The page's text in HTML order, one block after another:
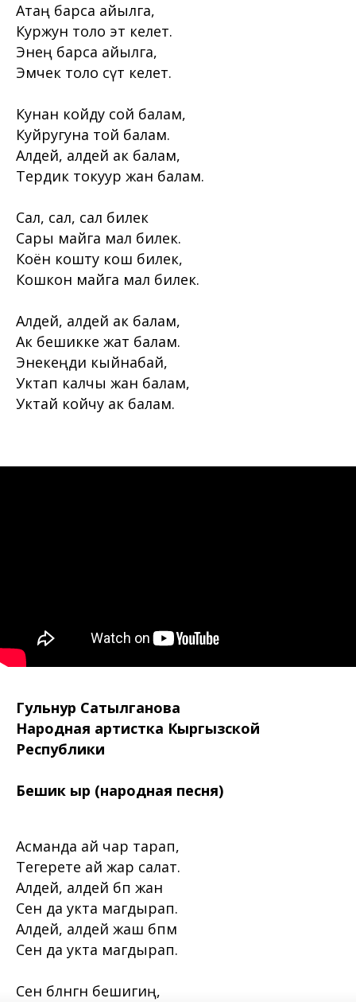
Атаң барса айылга,
Куржун толо эт келет.
Энең барса айылга,
Эмчек толо сүт келет.
Кунан койду сой балам,
Куйругуна той балам.
Алдей, алдей ак балам,
Тердик токуур жан балам.
Сал, сал, сал билек
Сары майга мал билек.
Коён кошту кош билек,
Кошкон майга мал билек.
Алдей, алдей ак балам,
Ак бешикке жат балам.
Энекеңди кыйнабай,
Уктап калчы жан балам,
Уктай койчу ак балам.
Гульнур Сатылганова
Народная артистка Кыргызской
Республики
Бешик ыр (народная песня)
Асманда ай чар тарап,
Тегерете ай жар салат.
Алдей, алдей бөпө жан
Сен да укта магдырап.
Алдей, алдей жаш бөпөм
Сен да укта магдырап.
Сен бөлөнгөн бешигиң,